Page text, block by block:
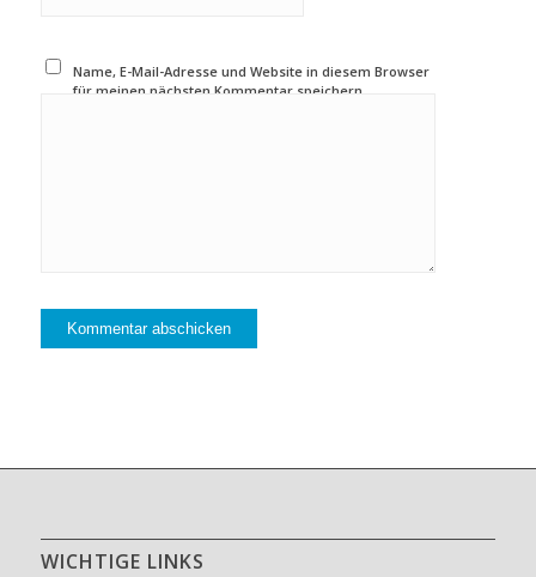
Name, E-Mail-Adresse und Website in diesem Browser
für meinen nächsten Kommentar speichern.
WICHTIGE LINKS